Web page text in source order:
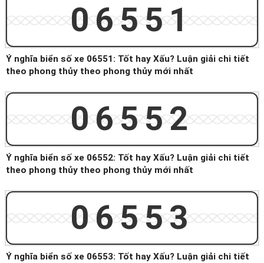
06551
Ý nghĩa biển số xe 06551: Tốt hay Xấu? Luận giải chi tiết
theo phong thủy theo phong thủy mới nhất
06552
Ý nghĩa biển số xe 06552: Tốt hay Xấu? Luận giải chi tiết
theo phong thủy theo phong thủy mới nhất
06553
Ý nghĩa biển số xe 06553: Tốt hay Xấu? Luận giải chi tiết